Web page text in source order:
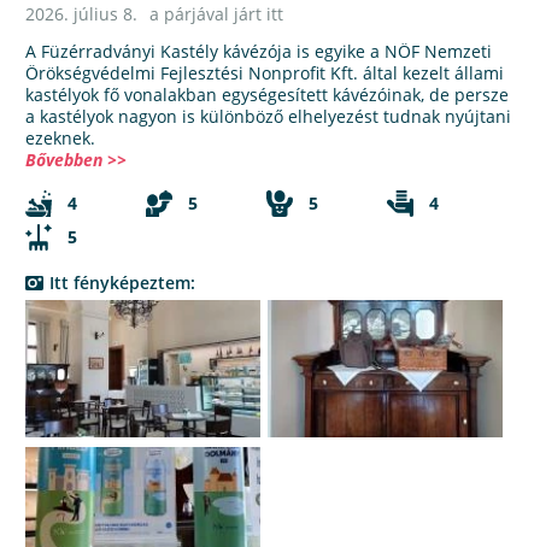
2026. július 8. a párjával járt itt
A Füzérradványi Kastély kávézója is egyike a NÖF Nemzeti
Örökségvédelmi Fejlesztési Nonprofit Kft. által kezelt állami
kastélyok fő vonalakban egységesített kávézóinak, de persze
a kastélyok nagyon is különböző elhelyezést tudnak nyújtani
ezeknek.
Bővebben >>
4
5 5
4
5
Itt fényképeztem: